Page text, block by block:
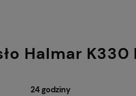
Halmar K330
24 godziny